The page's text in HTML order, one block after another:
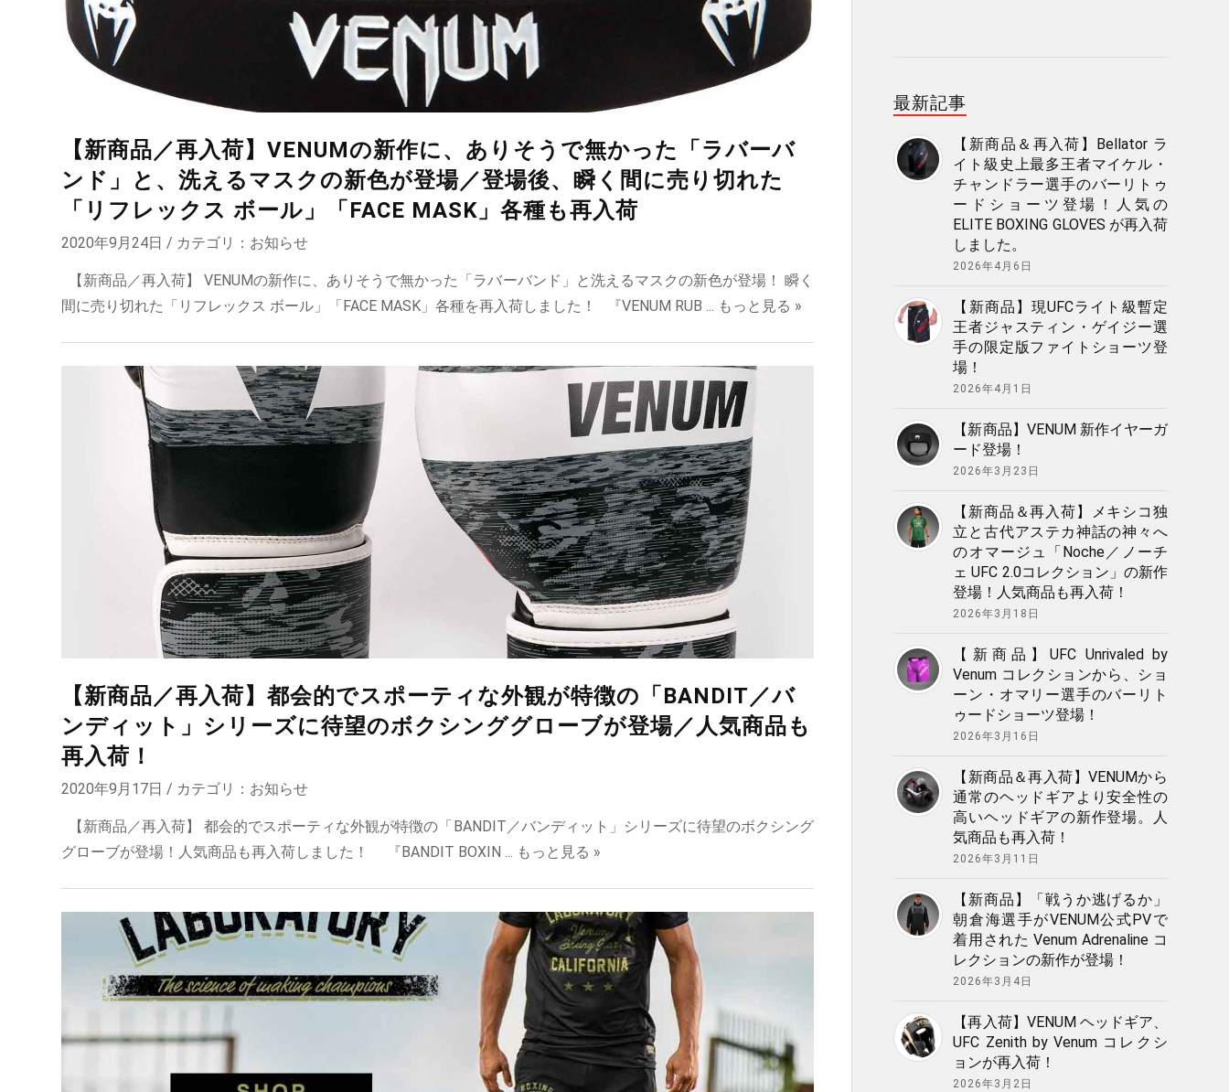
【新商品／再入荷】VENUMの新作に、ありそうで無かった「ラバーバ
ンド」と、洗えるマスクの新色が登場／登場後、瞬く間に売り切れた
「リフレックス ボール」「FACE MASK」各種も再入荷
2020年9月24日 / カテゴリ： お知らせ
【新商品／再入荷】 VENUMの新作に、ありそうで無かった「ラバーバンド」と洗えるマスクの新色が登場！ 瞬く
間に売り切れた「リフレックス ボール」「FACE MASK」各種を再入荷しました！ 『VENUM RUB ... もっと見る »
【新商品／再入荷】都会的でスポーティな外観が特徴の「BANDIT／バ
ンディット」シリーズに待望のボクシンググローブが登場／人気商品も
再入荷！
2020年9月17日 / カテゴリ： お知らせ
【新商品／再入荷】 都会的でスポーティな外観が特徴の「BANDIT／バンディット」シリーズに待望のボクシング
グローブが登場！人気商品も再入荷しました！ 『BANDIT BOXIN ... もっと見る »
最新記事
【新商品＆再入荷】Bellator ラ
イト級史上最多王者マイケル・
チャンドラー選手のバーリトゥ
ードショーツ登場！人気の
ELITE BOXING GLOVES が再入荷
しました。
2026年4月6日
【新商品】現UFCライト級暫定
王者ジャスティン・ゲイジー選
手の限定版ファイトショーツ登
場！
2026年4月1日
【新商品】VENUM 新作イヤーガ
ード登場！
2026年3月23日
【新商品＆再入荷】メキシコ独
立と古代アステカ神話の神々へ
のオマージュ「Noche／ノーチ
ェ UFC 2.0コレクション」の新作
登場！人気商品も再入荷！
2026年3月18日
【新商品】UFC Unrivaled by
Venum コレクションから、ショ
ーン・オマリー選手のバーリト
ゥードショーツ登場！
2026年3月16日
【新商品＆再入荷】VENUMから
通常のヘッドギアより安全性の
高いヘッドギアの新作登場。人
気商品も再入荷！
2026年3月11日
【新商品】「戦うか逃げるか」
朝倉海選手がVENUM公式PVで
着用された Venum Adrenaline コ
レクションの新作が登場！
2026年3月4日
【再入荷】VENUM ヘッドギア、
UFC Zenith by Venum コレクシ
ョンが再入荷！
2026年3月2日